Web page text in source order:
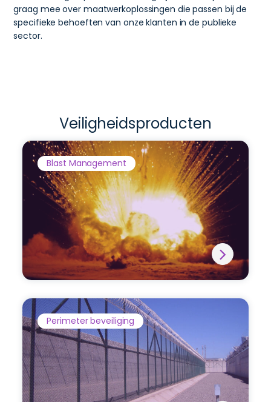
graag mee over maatwerkoplossingen die passen bij de
specifieke behoeften van onze klanten in de publieke
sector.
Veiligheidsproducten
Blast Management
Perimeter beveiliging